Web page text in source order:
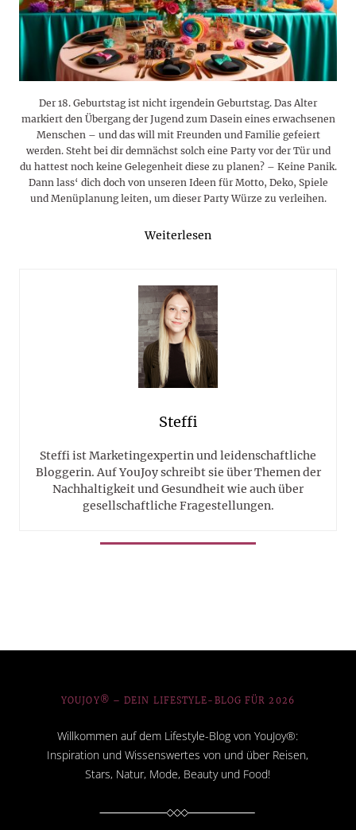
Der 18. Geburtstag ist nicht irgendein Geburtstag. Das Alter
markiert den Übergang der Jugend zum Dasein eines erwachsenen
Menschen – und das will mit Freunden und Familie gefeiert
werden. Steht bei dir demnächst solch eine Party vor der Tür und
du hattest noch keine Gelegenheit diese zu planen? – Keine Panik.
Dann lass‘ dich doch von unseren Ideen für Motto, Deko, Spiele
und Menüplanung leiten, um dieser Party Würze zu verleihen.
Weiterlesen
Steffi
Steffi ist Marketingexpertin und leidenschaftliche
Bloggerin. Auf YouJoy schreibt sie über Themen der
Nachhaltigkeit und Gesundheit wie auch über
gesellschaftliche Fragestellungen.
YOUJOY® – DEIN LIFESTYLE-BLOG FÜR 2026
Willkommen auf dem Lifestyle-Blog von YouJoy®:
Inspiration und Wissenswertes von und über Reisen,
Stars, Natur, Mode, Beauty und Food!